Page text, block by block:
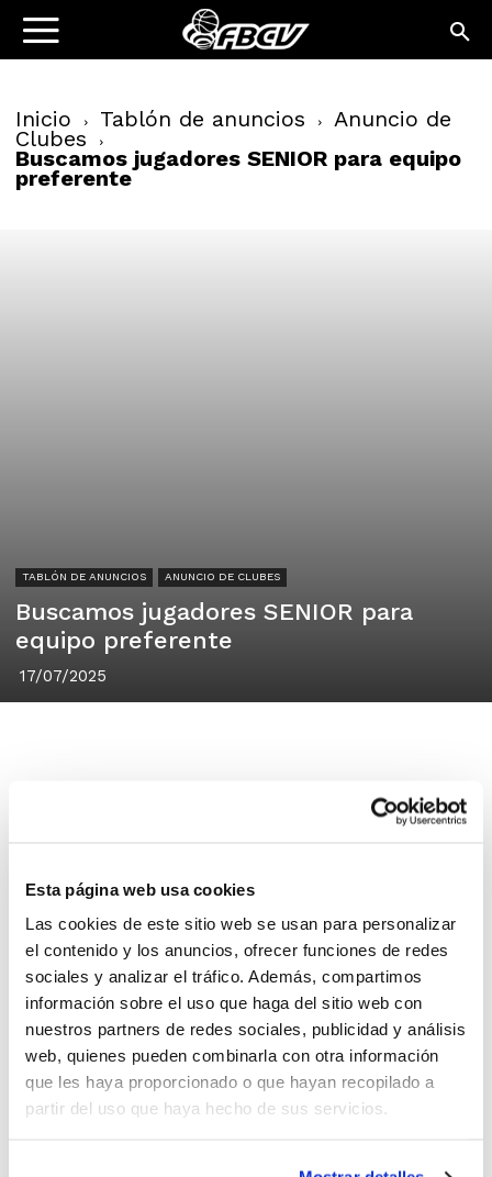
Esta página web usa cookies
Las cookies de este sitio web se usan para personalizar
el contenido y los anuncios, ofrecer funciones de redes
sociales y analizar el tráfico. Además, compartimos
información sobre el uso que haga del sitio web con
nuestros partners de redes sociales, publicidad y análisis
web, quienes pueden combinarla con otra información
que les haya proporcionado o que hayan recopilado a
partir del uso que haya hecho de sus servicios.
Inicio Tablón de anuncios Anuncio de
Clubes
Buscamos jugadores SENIOR para equipo
preferente
TABLÓN DE ANUNCIOS ANUNCIO DE CLUBES
Buscamos jugadores SENIOR para
equipo preferente
17/07/2025
Buscamos jugadores Senior para
completar plantilla, en especial
jugadores interiores.
Powered byFroala Editor